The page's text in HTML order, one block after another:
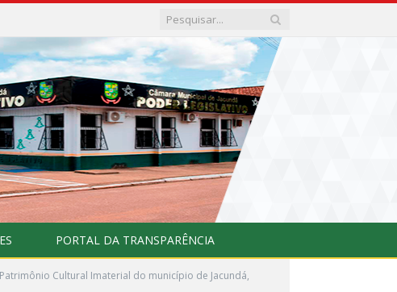
PORTAL DA TRANSPARÊNCIA
Patrimônio Cultural Imaterial do município de Jacundá,